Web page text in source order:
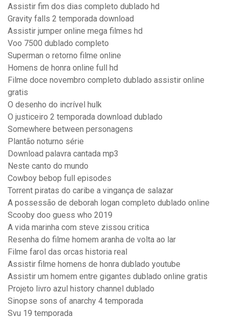
Assistir fim dos dias completo dublado hd
Gravity falls 2 temporada download
Assistir jumper online mega filmes hd
Voo 7500 dublado completo
Superman o retorno filme online
Homens de honra online full hd
Filme doce novembro completo dublado assistir online
gratis
O desenho do incrível hulk
O justiceiro 2 temporada download dublado
Somewhere between personagens
Plantão noturno série
Download palavra cantada mp3
Neste canto do mundo
Cowboy bebop full episodes
Torrent piratas do caribe a vingança de salazar
A possessão de deborah logan completo dublado online
Scooby doo guess who 2019
A vida marinha com steve zissou critica
Resenha do filme homem aranha de volta ao lar
Filme farol das orcas historia real
Assistir filme homens de honra dublado youtube
Assistir um homem entre gigantes dublado online gratis
Projeto livro azul history channel dublado
Sinopse sons of anarchy 4 temporada
Svu 19 temporada